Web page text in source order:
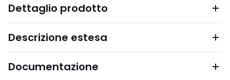
Dettaglio prodotto
Descrizione estesa
Documentazione